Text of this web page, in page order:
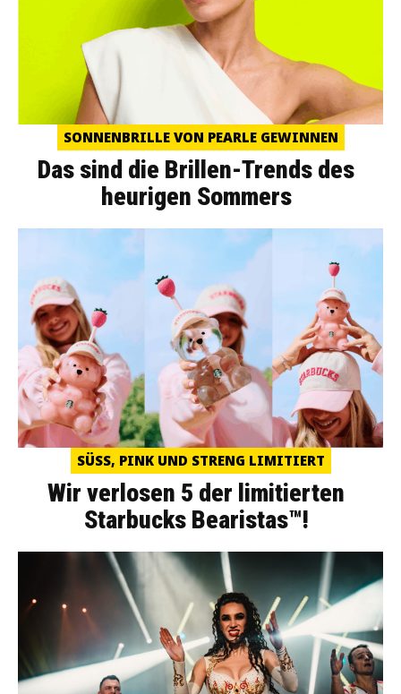
SONNENBRILLE VON PEARLE GEWINNEN
Das sind die Brillen-Trends des
heurigen Sommers
SÜSS, PINK UND STRENG LIMITIERT
Wir verlosen 5 der limitierten
Starbucks Bearistas™!